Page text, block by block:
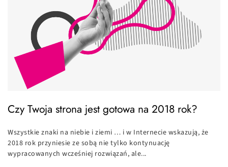
Czy Twoja strona jest gotowa na 2018 rok?
Wszystkie znaki na niebie i ziemi … i w Internecie wskazują, że
2018 rok przyniesie ze sobą nie tylko kontynuację
wypracowanych wcześniej rozwiązań, ale...